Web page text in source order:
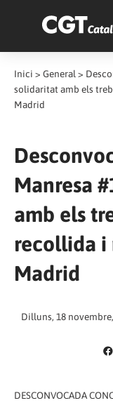
Inici > General >
solidaritat amb els
Madrid
Manresa
amb els
recollida i
Madrid
Dilluns, 18
DESCONVOCADA